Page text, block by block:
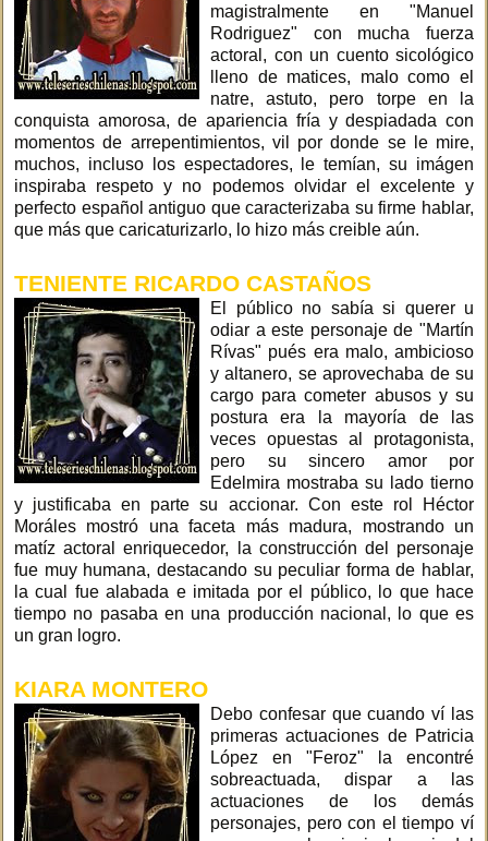
magistralmente en "Manuel
Rodriguez" con mucha fuerza
actoral, con un cuento sicológico
lleno de matices, malo como el
natre, astuto, pero torpe en la
conquista amorosa, de apariencia fría y despiadada con
momentos de arrepentimientos, vil por donde se le mire,
muchos, incluso los espectadores, le temían, su imágen
inspiraba respeto y no podemos olvidar el excelente y
perfecto español antiguo que caracterizaba su firme hablar,
que más que caricaturizarlo, lo hizo más creible aún.
TENIENTE RICARDO CASTAÑOS
El público no sabía si querer u
odiar a este personaje de "Martín
Rívas" pués era malo, ambicioso
y altanero, se aprovechaba de su
cargo para cometer abusos y su
postura era la mayoría de las
veces opuestas al protagonista,
pero su sincero amor por
Edelmira mostraba su lado tierno
y justificaba en parte su accionar. Con este rol Héctor
Moráles mostró una faceta más madura, mostrando un
matíz actoral enriquecedor, la construcción del personaje
fue muy humana, destacando su peculiar forma de hablar,
la cual fue alabada e imitada por el público, lo que hace
tiempo no pasaba en una producción nacional, lo que es
un gran logro.
KIARA MONTERO
Debo confesar que cuando ví las
primeras actuaciones de Patricia
López en "Feroz" la encontré
sobreactuada, dispar a las
actuaciones de los demás
personajes, pero con el tiempo ví